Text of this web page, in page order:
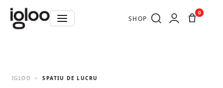
SHOP
0
IGLOO SPATIU DE LUCRU